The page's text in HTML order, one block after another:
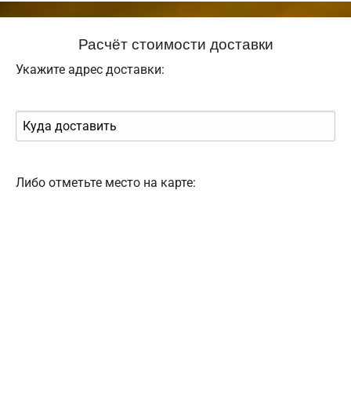
Расчёт стоимости доставки
Укажите адрес доставки:
Либо отметьте место на карте: